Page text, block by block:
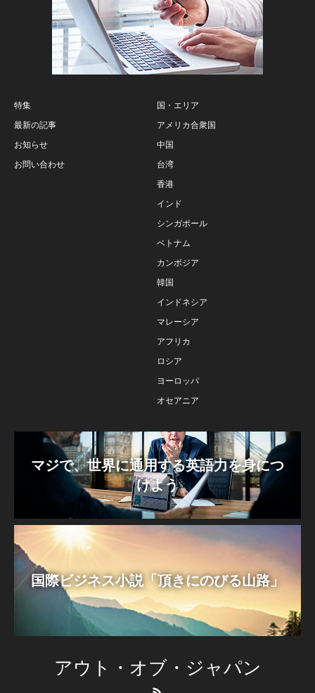
特集
最新の記事
お知らせ
お問い合わせ
国・エリア
アメリカ合衆国
中国
台湾
香港
インド
シンガポール
ベトナム
カンボジア
韓国
インドネシア
マレーシア
アフリカ
ロシア
ヨーロッパ
オセアニア
マジで、世界に通用する英語力を身につ
けよう
国際ビジネス小説「頂きにのびる山路」
アウト・オブ・ジャパン